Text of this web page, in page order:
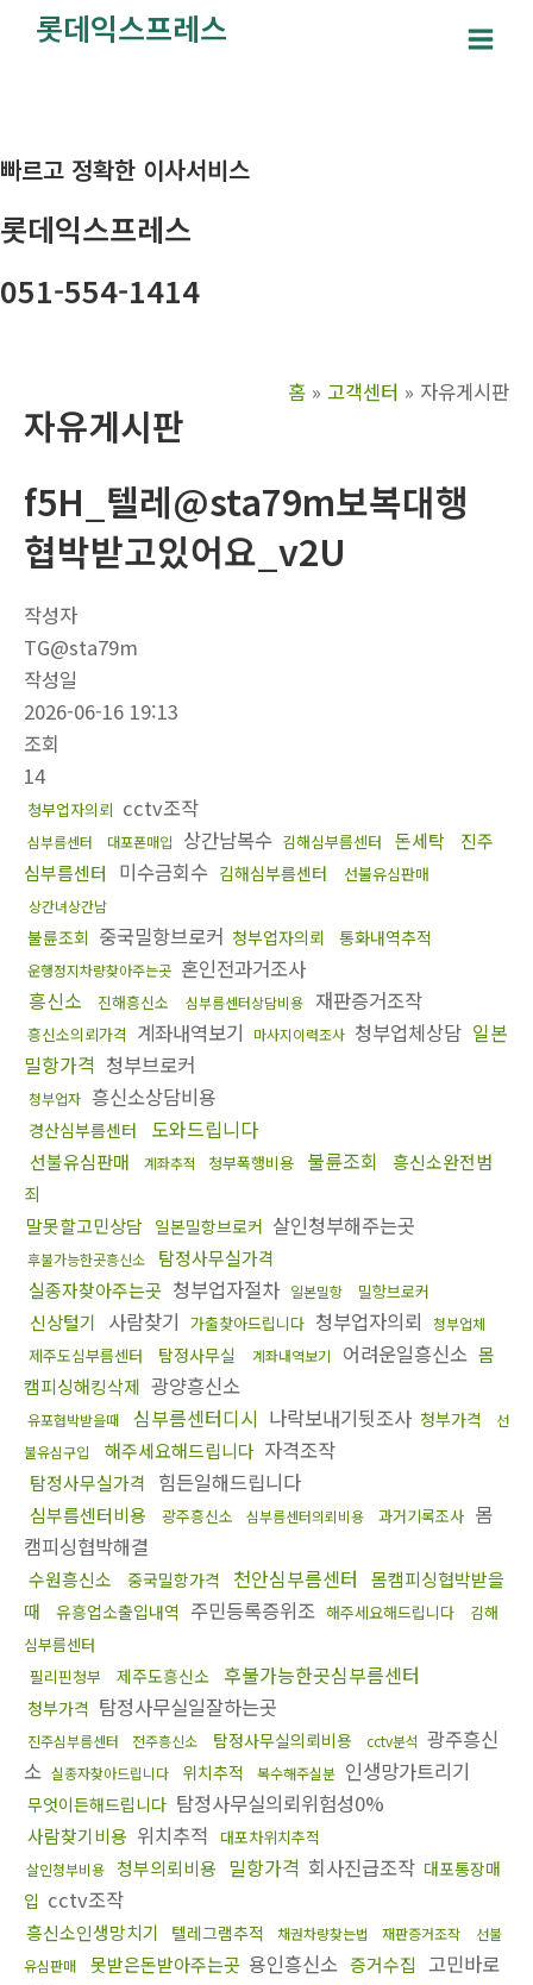
너
기
롯데익스프레스
Main
빠르고 정확한 이사서비스
롯데익스프레스
051-554-1414
홈 고객센터 자유게시판
자유게시판
f5H_텔레@sta79m보복대행
협박받고있어요_v2U
작성자
TG@sta79m
작성일
2026-06-16 19:13
조회
14
청부업자의뢰 cctv조작
심부름센터 대포폰매입 상간남복수 김해심부름센터 돈세탁
진주
심부름센터
미수금회수 김해심부름센터 선불유심판매
상간녀상간남
불륜조회 중국밀항브로커 청부업자의뢰 통화내역추적
운행정지차량찾아주는곳 혼인전과거조사
흥신소
진해흥신소 심부름센터상담비용 재판증거조작
흥신소의뢰가격 계좌내역보기 마사지이력조사 청부업체상담 일본
밀항가격 청부브로커
청부업자 흥신소상담비용
경산심부름센터 도와드립니다
선불유심판매 계좌추적 청부폭행비용 불륜조회
흥신소완전범
죄
말못할고민상담 일본밀항브로커 살인청부해주는곳
후불가능한곳흥신소
탐정사무실가격
실종자찾아주는곳 청부업자절차 일본밀항 밀항브로커
신상털기 사람찾기 가출찾아드립니다 청부업자의뢰 청부업체
제주도심부름센터 탐정사무실 계좌내역보기 어려운일흥신소 몸
캠피싱해킹삭제 광양흥신소
유포협박받을때 심부름센터디시 나락보내기뒷조사 청부가격
선
불유심구입
해주세요해드립니다 자격조작
탐정사무실가격 힘든일해드립니다
심부름센터비용 광주흥신소 심부름센터의뢰비용 과거기록조사 몸
캠피싱협박해결
수원흥신소 중국밀항가격 천안심부름센터
몸캠피싱협박받을
때
유흥업소출입내역 주민등록증위조 해주세요해드립니다
김해
심부름센터
필리핀청부
제주도흥신소 후불가능한곳심부름센터
청부가격 탐정사무실일잘하는곳
진주심부름센터 전주흥신소 탐정사무실의뢰비용 cctv분석 광주흥신
소 실종자찾아드립니다 위치추적 복수해주실분 인생망가트리기
무엇이든해드립니다 탐정사무실의뢰위험성0%
사람찾기비용 위치추적 대포차위치추적
살인청부비용 청부의뢰비용 밀항가격 회사진급조작 대포통장매
입 cctv조작
흥신소인생망치기 텔레그램추적 채권차량찾는법 재판증거조작
선불
유심판매
못받은돈받아주는곳 용인흥신소 증거수집 고민바로